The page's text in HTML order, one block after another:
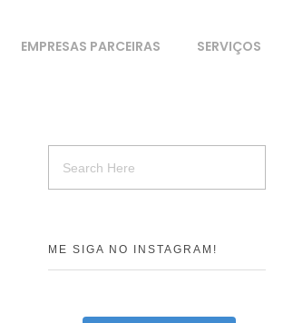
EMPRESAS PARCEIRAS SERVIÇOS
ME SIGA NO INSTAGRAM!